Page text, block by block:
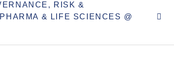
RISK &
& LIFE SCIENCES @